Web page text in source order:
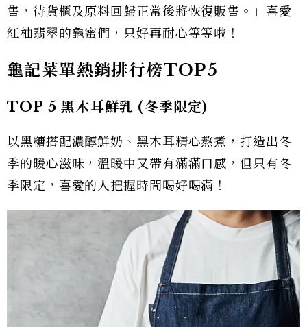
售，待貨櫃及原料回歸正常後將恢復販售。」喜愛
紅柚翡翠的龜蜜們，只好再耐心等等啦！
龜記菜單熱銷排行榜TOP5
TOP 5 黑木耳鮮乳 (冬季限定)
以黑糖搭配濃醇鮮奶、黑木耳精心熬煮，打造出冬
季的暖心滋味，溫暖中又帶有滿滿口感，但只有冬
季限定，喜愛的人把握時間喝好喝滿！